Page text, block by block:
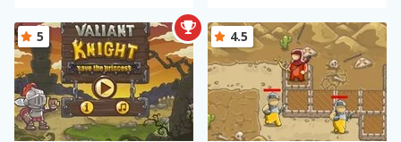
5 4.5